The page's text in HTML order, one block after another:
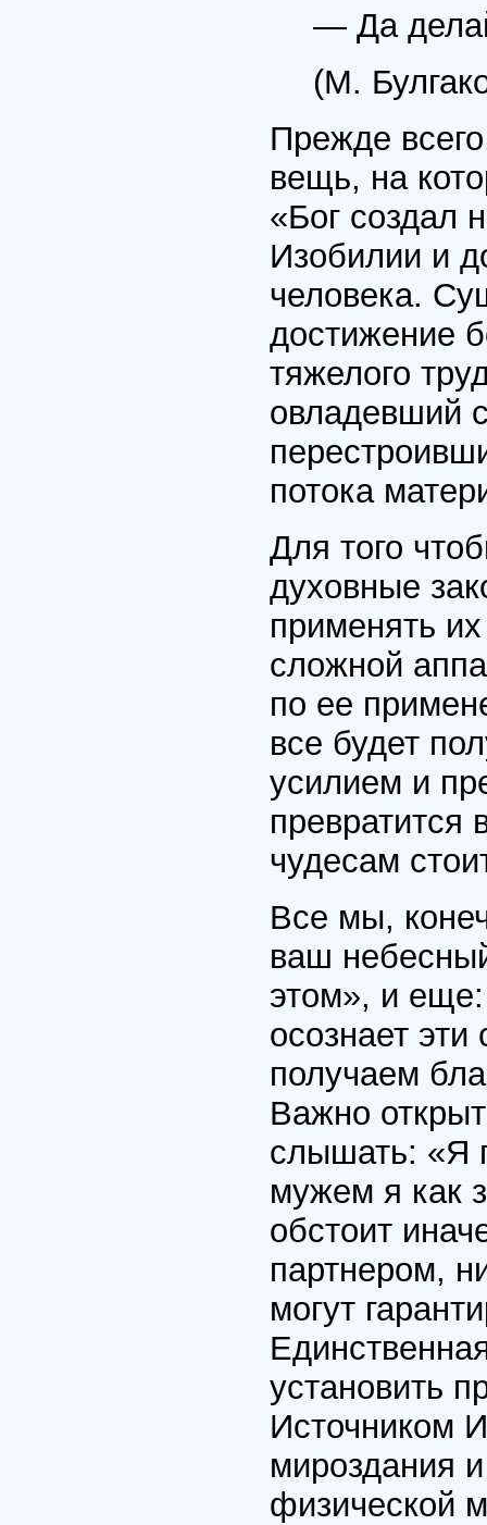
— Да
(М.
Прежде
вещь, на
«Бог создал
Изобилии и
человека.
достижение
тяжелого
овладевший
потока
Для того
духовные
применять
сложной
по ее
все будет
усилием и
превратится
чудесам
Все мы,
ваш
этом», и
осознает
получаем
Важно
слышать: «Я
мужем я как
обстоит
партнером,
могут
установить
Источником
мироздания
физической